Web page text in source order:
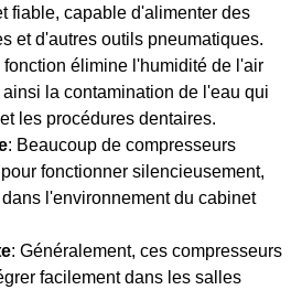
fiable, capable d'alimenter des
et d'autres outils pneumatiques.
fonction élimine l'humidité de l'air
la contamination de l'eau qui
les procédures dentaires.
: Beaucoup de compresseurs
fonctionner silencieusement,
l'environnement du cabinet
: Généralement, ces compresseurs
facilement dans les salles